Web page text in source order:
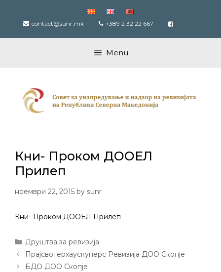
content contact@sunr.mk +389 2 32 22 667
Menu
Кни- Проком ДООЕЛ
Прилеп
ноември 22, 2015 by sunr
Кни- Проком ДООЕЛ Прилеп
Categories
Друштва за ревизија
Post
navigation
Прајсвотерхаускуперс Ревизија ДОО Скопје
БДО ДОО Скопје